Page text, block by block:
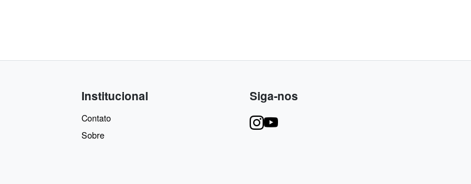
Institucional
Contato
Sobre
Siga-nos